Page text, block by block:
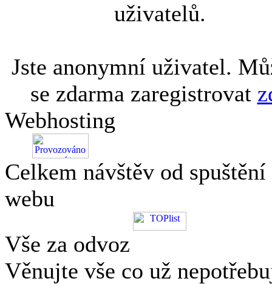
uživatelů.
Jste anonymní uživatel.
se zdarma zaregistrovat
Webhosting
Celkem návštěv od spuštění
webu
Vše za odvoz
Věnujte vše co už